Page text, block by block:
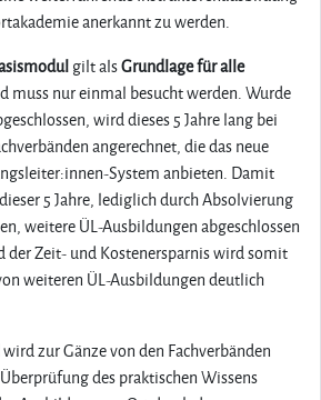
anerkannt zu werden.
gilt alsGrundlage für alle
muss nur einmal besucht werden. Wurde
wird dieses 5 Jahre lang bei
angerechnet, die das neue
System anbieten. Damit
5 Jahre, lediglich durch Absolvierung
weitere ÜL-Ausbildungen abgeschlossen
der Zeit- und Kostenersparnis wird somit
weiteren ÜL-Ausbildungen deutlich
wird zur Gänze von den Fachverbänden
des praktischen Wissens